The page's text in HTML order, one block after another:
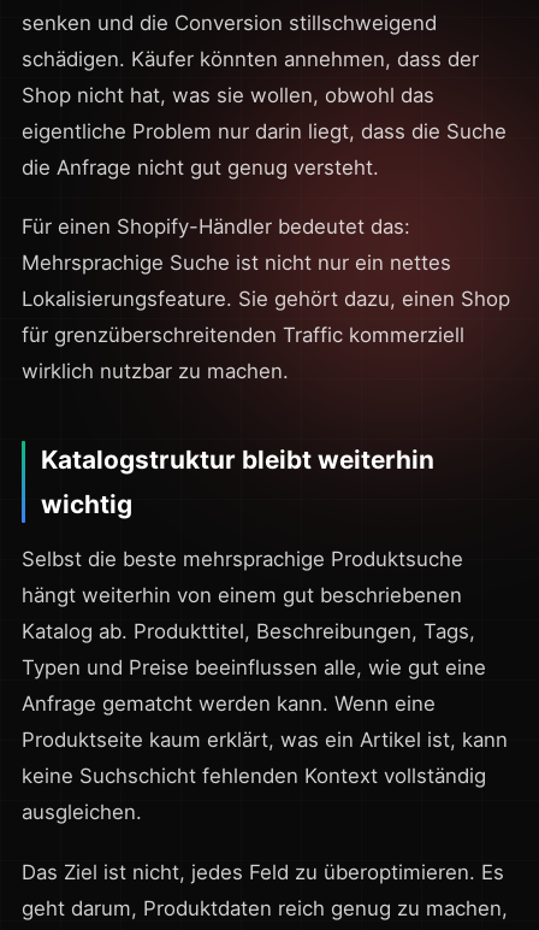
senken und die Conversion stillschweigend
schädigen. Käufer könnten annehmen, dass der
Shop nicht hat, was sie wollen, obwohl das
eigentliche Problem nur darin liegt, dass die Suche
die Anfrage nicht gut genug versteht.
Für einen Shopify-Händler bedeutet das:
Mehrsprachige Suche ist nicht nur ein nettes
Lokalisierungsfeature. Sie gehört dazu, einen Shop
für grenzüberschreitenden Traffic kommerziell
wirklich nutzbar zu machen.
Katalogstruktur bleibt weiterhin
wichtig
Selbst die beste mehrsprachige Produktsuche
hängt weiterhin von einem gut beschriebenen
Katalog ab. Produkttitel, Beschreibungen, Tags,
Typen und Preise beeinflussen alle, wie gut eine
Anfrage gematcht werden kann. Wenn eine
Produktseite kaum erklärt, was ein Artikel ist, kann
keine Suchschicht fehlenden Kontext vollständig
ausgleichen.
Das Ziel ist nicht, jedes Feld zu überoptimieren. Es
geht darum, Produktdaten reich genug zu machen,